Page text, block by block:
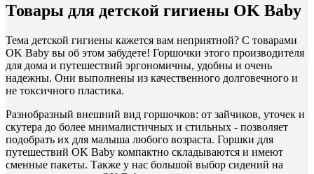
Товары для детской гигиены OK Baby
Тема детской гигиены кажется вам неприятной? С товарами
OK Baby вы об этом забудете! Горшочки этого производителя
для дома и путешествий эргономичны, удобны и очень
надежны. Они выполнены из качественного долговечного и
не токсичного пластика.
Разнобразный внешний вид горшочков: от зайчиков, уточек и
скутера до более мнималистичных и стильных - позволяет
подобрать их для малыша любого возраста. Горшки для
путешествий OK Baby компактно складываются и имеют
сменные пакеты. Также у нас большой выбор сидений на